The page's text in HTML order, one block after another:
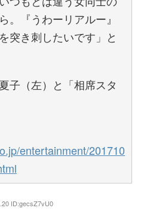
。『うわーリアルー』
突き刺したいです」と
子（左）と「相席スタ
entertainment/201710
ID:gecsZ7vU0